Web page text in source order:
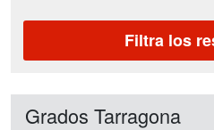
Filtra los
Grados Tarragona